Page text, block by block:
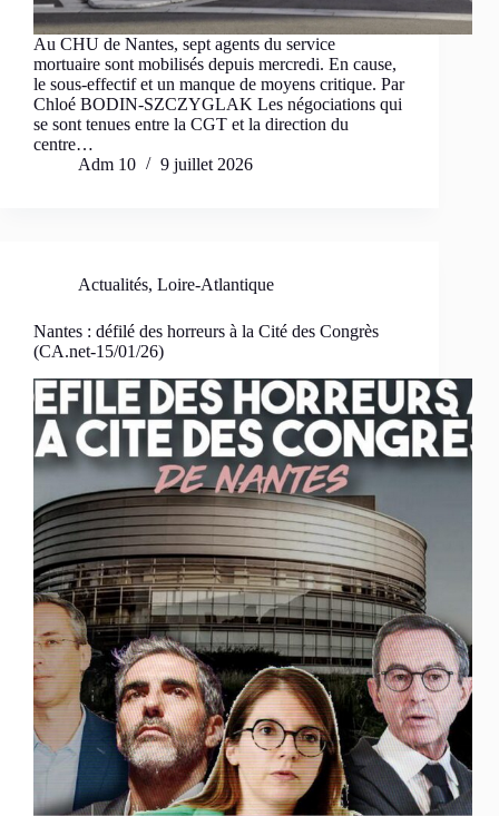
Au CHU de Nantes, sept agents du service
mortuaire sont mobilisés depuis mercredi. En cause,
le sous-effectif et un manque de moyens critique. Par
Chloé BODIN-SZCZYGLAK Les négociations qui
se sont tenues entre la CGT et la direction du
centre…
Adm 10
9 juillet 2026
Actualités, Loire-Atlantique
Nantes : défilé des horreurs à la Cité des Congrès
(CA.net-15/01/26)